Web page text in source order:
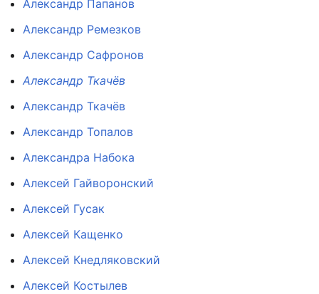
Александр Папанов
Александр Ремезков
Александр Сафронов
Александр Ткачёв
Александр Ткачёв
Александр Топалов
Александра Набока
Алексей Гайворонский
Алексей Гусак
Алексей Кащенко
Алексей Кнедляковский
Алексей Костылев